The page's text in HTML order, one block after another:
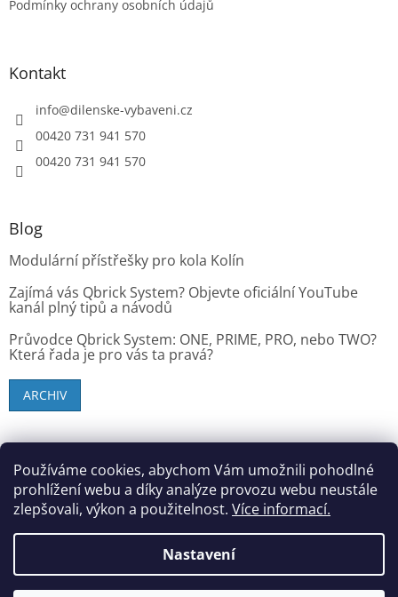
Používáme cookies, abychom Vám umožnili pohodlné
prohlížení webu a díky analýze provozu webu neustále
zlepšovali, výkon a použitelnost. Více informací.
Nastavení
Podmínky ochrany osobních údajů
Kontakt
info@dilenske-vybaveni.cz
00420 731 941 570
00420 731 941 570
Blog
Modulární přístřešky pro kola Kolín
Zajímá vás Qbrick System? Objevte oficiální YouTube
kanál plný tipů a návodů
Průvodce Qbrick System: ONE, PRIME, PRO, nebo TWO?
Která řada je pro vás ta pravá?
ARCHIV